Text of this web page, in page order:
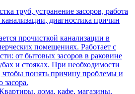
труб, устранение засоров, работа
диагностика причин
прочисткой канализации в
помещениях. Работает с
от бытовых засоров в раковине
и стояках. При необходимости
чтобы понять причину проблемы и
засора.
дома, кафе, магазины,